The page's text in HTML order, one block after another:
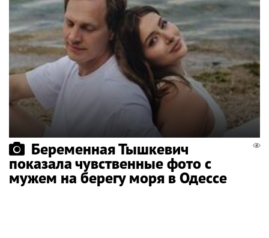
Беременная Тышкевич
показала чувственные фото с
мужем на берегу моря в Одессе